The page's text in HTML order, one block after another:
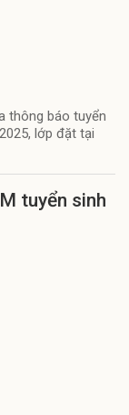
thông báo tuyển
lớp đặt tại
tuyển sinh